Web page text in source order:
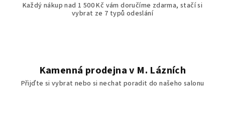
Každý nákup nad 1 500 Kč vám doručíme zdarma, stačí si
vybrat ze 7 typů odeslání
Kamenná prodejna v M. Lázních
Přijďte si vybrat nebo si nechat poradit do našeho salonu